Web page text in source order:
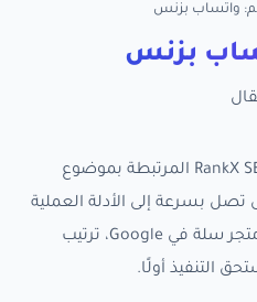
واتساب بزنس
بزنس
تجمع هذه الصفحة كل مقالات RankX SEO المرتبطة بموضوع
بسرعة إلى الأدلة العملية
التي تساعدك على تحسين ظهور متجر سلة في Google، ترتيب
التنفيذ أولًا.